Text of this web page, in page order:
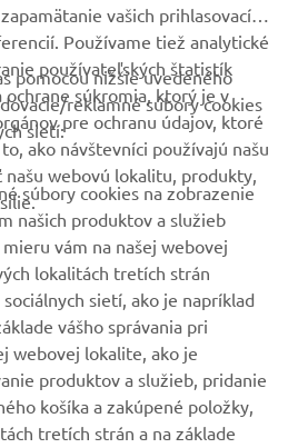
o najnovších ponukách,
verziách a mnoho ďalšieho
vašich prihlasovacích
Používame tiež analytické
používateľských štatistík
ochrane súkromia, ktorý je v
pre ochranu údajov, ktoré
ako návštevníci používajú našu
webovú lokalitu, produkty,
pomocou nižšie uvedeného
reklamné súbory cookies
sietí:
súbory cookies na zobrazenie
našich produktov a služieb
vám na našej webovej
lokalitách tretích strán
sietí, ako je napríklad
vášho správania pri
webovej lokalite, ako je
produktov a služieb, pridanie
košíka a zakúpené položky,
tretích strán a na základe